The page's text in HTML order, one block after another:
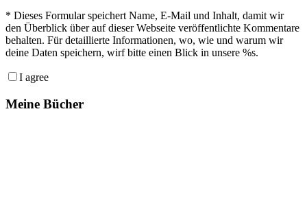
* Dieses Formular speichert Name, E-Mail und Inhalt, damit wir
den Überblick über auf dieser Webseite veröffentlichte Kommentare
behalten. Für detaillierte Informationen, wo, wie und warum wir
deine Daten speichern, wirf bitte einen Blick in unsere %s.
I agree
Meine Bücher